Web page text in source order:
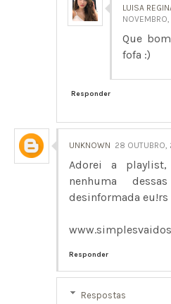
LUISA
Que
fofa :)
Responder
UNKNOWN 28 OUTUBRO,
Adorei a playlist,
nenhuma
desinformada eu!rs
Responder
Respostas